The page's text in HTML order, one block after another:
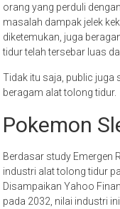
orang yang perduli
masalah dampak jelek
diketemukan, juga
tidur telah tersebar luas
Tidak itu saja, public juga
beragam alat tolong tidur.
Pokemon
Berdasar study Emergen
industri alat tolong tidur
Disampaikan Yahoo
pada 2032, nilai industri